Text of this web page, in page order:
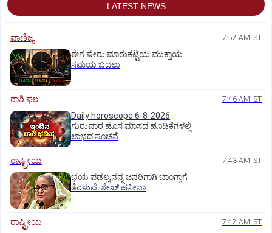
LATEST NEWS
ವಾಣಿಜ್ಯ 7:52 AM IST
ಈಗ ಷೇರು ಮಾರುಕಟ್ಟೆಯ ಮುಕ್ತಾಯ
ಸಮಯ ಬದಲು
ರಾಶಿ ಫಲ 7:46 AM IST
Daily horoscope 6-8-2026
ಗುರುವಾರ:ಹೊಸ ಮಾಸದ ಹೂಡಿಕೆಗಳಲ್ಲಿ
ಲಾಭದ ಸೂಚನೆ
ರಾಷ್ಟ್ರೀಯ 7:43 AM IST
ಭಯ ಪಡಲ್ಲ,ನನ್ನ ಜನರಿಗಾಗಿ ಬಾಂಗ್ಲಾಗೆ
ತೆರಳುವೆ: ಶೇಖ್‌ ಹಸೀನಾ
ರಾಷ್ಟ್ರೀಯ 7:42 AM IST